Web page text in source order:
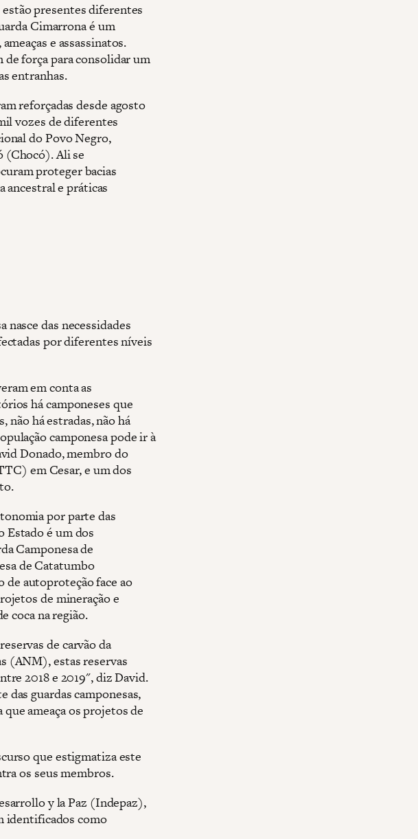
presentes diferentes
Cimarrona é um
e assassinatos.
de força para consolidar um
entranhas.
reforçadas desde agosto
vozes de diferentes
do Povo Negro,
(Chocó). Ali se
proteger bacias
ancestral e práticas
nasce das necessidades
por diferentes níveis
em conta as
há camponeses que
não há estradas, não há
camponesa pode ir à
Donado, membro do
em Cesar, e um dos
por parte das
Estado é um dos
Camponesa de
de Catatumbo
de autoproteção face ao
de mineração e
coca na região.
de carvão da
(ANM), estas reservas
2018 e 2019", diz David.
guardas camponesas,
ameaça os projetos de
que estigmatiza este
os seus membros.
y la Paz (Indepaz),
identificados como